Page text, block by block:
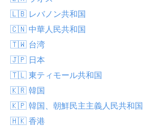
🇱🇧 レバノン共和国
🇨🇳 中華人民共和国
🇹🇼 台湾
🇯🇵 日本
🇹🇱 東ティモール共和国
🇰🇷 韓国
🇰🇵 韓国、朝鮮民主主義人民共和国
🇭🇰 香港